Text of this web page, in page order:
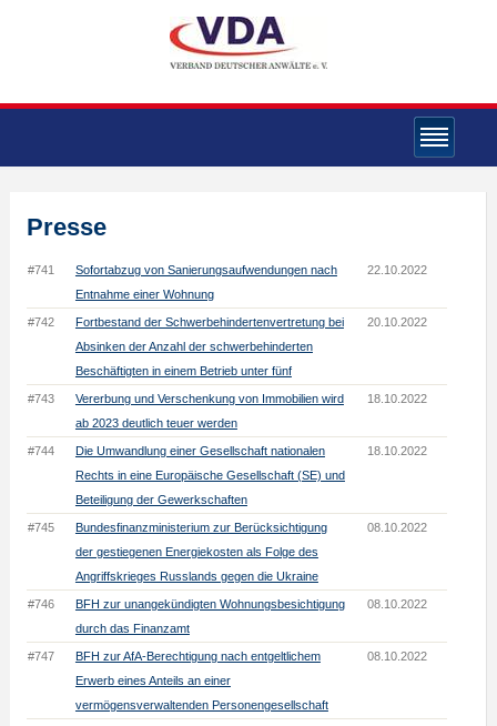
Presse
#741
Sofortabzug von Sanierungsaufwendungen nach
Entnahme einer Wohnung
22.10.2022
#742
Fortbestand der Schwerbehindertenvertretung bei
Absinken der Anzahl der schwerbehinderten
Beschäftigten in einem Betrieb unter fünf
20.10.2022
#743
Vererbung und Verschenkung von Immobilien wird
ab 2023 deutlich teuer werden
18.10.2022
#744
Die Umwandlung einer Gesellschaft nationalen
Rechts in eine Europäische Gesellschaft (SE) und
Beteiligung der Gewerkschaften
18.10.2022
#745
Bundesfinanzministerium zur Berücksichtigung
der gestiegenen Energiekosten als Folge des
Angriffskrieges Russlands gegen die Ukraine
08.10.2022
#746
BFH zur unangekündigten Wohnungsbesichtigung
durch das Finanzamt
08.10.2022
#747
BFH zur AfA-Berechtigung nach entgeltlichem
Erwerb eines Anteils an einer
vermögensverwaltenden Personengesellschaft
08.10.2022